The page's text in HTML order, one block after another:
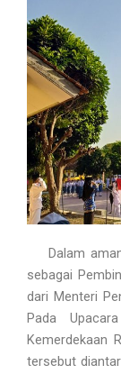
Dalam
sebagai
dari Menteri
Pada
Kemerdekaan
tersebut